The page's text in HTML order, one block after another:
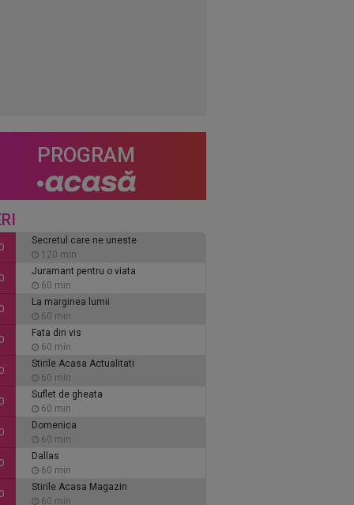
PROGRAM
Secretul care ne uneste
120 min
Juramant pentru o viata
60 min
La marginea lumii
60 min
Fata din vis
60 min
Stirile Acasa Actualitati
60 min
Suflet de gheata
60 min
Domenica
60 min
Dallas
60 min
Stirile Acasa Magazin
60 min